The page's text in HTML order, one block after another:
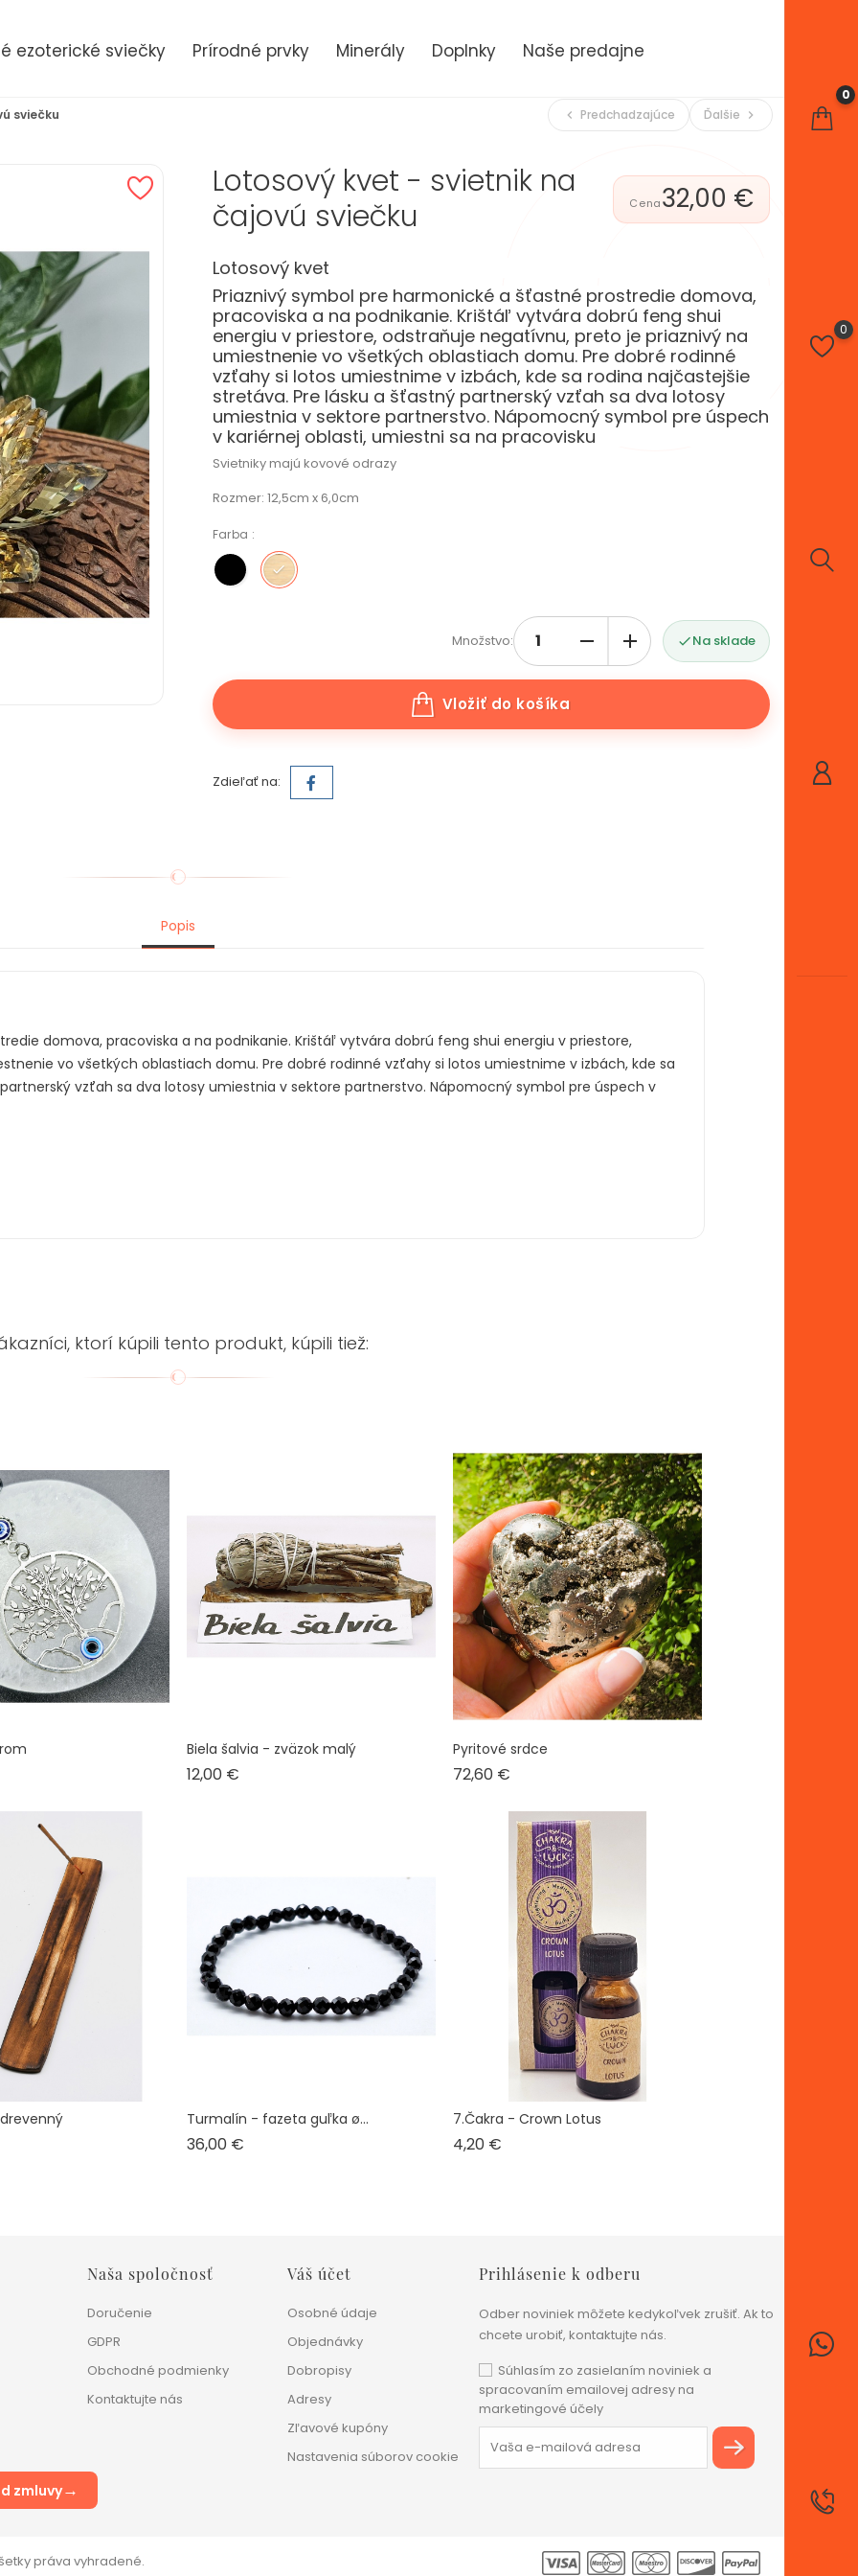
0
0
ezoterické sviečky Prírodné prvky Minerály Doplnky Naše predajne
sviečku chevron_left Predchadzajúce Ďalšie chevron_right
Lotosový kvet - svietnik na
čajovú sviečku
32,00 €
Lotosový kvet
Priaznivý symbol pre harmonické a šťastné prostredie domova,
pracoviska a na podnikanie. Krištáľ vytvára dobrú feng shui
energiu v priestore, odstraňuje negatívnu, preto je priaznivý na
umiestnenie vo všetkých oblastiach domu. Pre dobré rodinné
vzťahy si lotos umiestnime v izbách, kde sa rodina najčastejšie
stretáva. Pre lásku a šťastný partnerský vzťah sa dva lotosy
umiestnia v sektore partnerstvo. Nápomocný symbol pre úspech
v kariérnej oblasti, umiestni sa na pracovisku
Svietniky majú kovové odrazy
Rozmer: 12,5cm x 6,0cm
Farba :
Čierna farbaZlatá farba
Množstvo: Na sklade
Vložiť do košíka
Zdieľať na:
Popis
domova, pracoviska a na podnikanie. Krištáľ vytvára dobrú feng shui energiu v priestore,
vo všetkých oblastiach domu. Pre dobré rodinné vzťahy si lotos umiestnime v izbách, kde sa
vzťah sa dva lotosy umiestnia v sektore partnerstvo. Nápomocný symbol pre úspech v
ktorí kúpili tento produkt, kúpili tiež:
Biela šalvia - zväzok malý
12,00 €Cena
Pyritové srdce
72,60 €Cena
Turmalín - fazeta guľka ø...
36,00 €Cena
7.Čakra - Crown Lotus
4,20 €Cena
Naša spoločnosť
Doručenie
GDPR
Obchodné podmienky
Kontaktujte nás
zmluvy→
Váš účet
Osobné údaje
Objednávky
Dobropisy
Adresy
Zľavové kupóny
Nastavenia súborov cookie
Prihlásenie k odberu
Odber noviniek môžete kedykoľvek zrušiť. Ak to
chcete urobiť, kontaktujte nás.
Súhlasím zo zasielaním noviniek a
spracovaním emailovej adresy na
marketingové účely
práva vyhradené.